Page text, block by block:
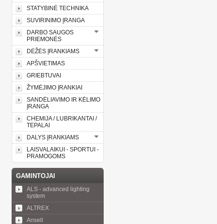
STATYBINĖ TECHNIKA
SUVIRINIMO ĮRANGA
DARBO SAUGOS
PRIEMONĖS
DĖŽĖS ĮRANKIAMS
APŠVIETIMAS
GRIEBTUVAI
ŽYMĖJIMO ĮRANKIAI
SANDĖLIAVIMO IR KĖLIMO
ĮRANGA
CHEMIJA / LUBRIKANTAI /
TEPALAI
DALYS ĮRANKIAMS
LAISVALAIKUI - SPORTUI -
PRAMOGOMS
GAMINTOJAI
ALS - advanced lighting
system
ALTREX
Ansell